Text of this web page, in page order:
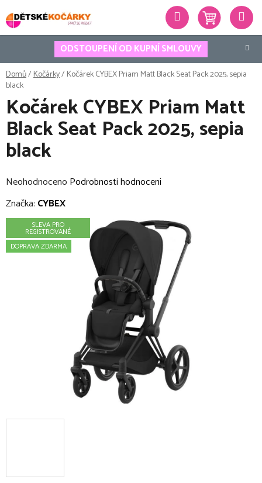
na
obsah
ODSTOUPENÍ OD KUPNÍ SMLOUVY
Hledat
Domů/Kočárky/Kočárek CYBEX Priam Matt Black Seat Pack 2025, sepia
black
Kočárek CYBEX Priam Matt
Black Seat Pack 2025, sepia
black
Průměrné
hodnocení
0,0
Neohodnoceno Podrobnosti hodnocení
Značka: CYBEX
SLEVA PRO
REGISTROVANÉ
DOPRAVA ZDARMA